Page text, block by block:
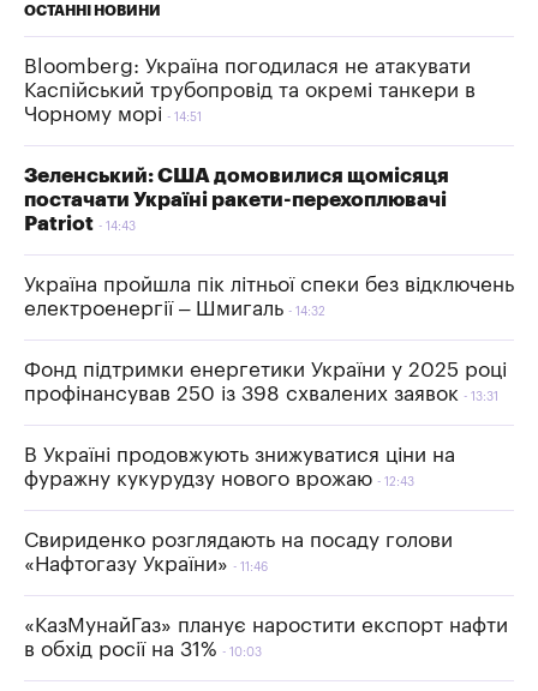
ОСТАННІ НОВИНИ
Bloomberg: Україна погодилася не атакувати
Каспійський трубопровід та окремі танкери в
Чорному морі
14:51
Зеленський: США домовилися щомісяця
постачати Україні ракети-перехоплювачі
Patriot
14:43
Україна пройшла пік літньої спеки без відключень
електроенергії – Шмигаль
14:32
Фонд підтримки енергетики України у 2025 році
профінансував 250 із 398 схвалених заявок
13:31
В Україні продовжують знижуватися ціни на
фуражну кукурудзу нового врожаю
12:43
Свириденко розглядають на посаду голови
«Нафтогазу України»
11:46
«КазМунайГаз» планує наростити експорт нафти
в обхід росії на 31%
10:03